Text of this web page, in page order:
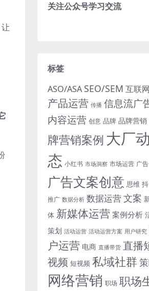
关注公众号学习交流
标签
ASO/ASA SEO/SEM 互联网
产品运营 传播 信息流广
内容运营 创意 品牌 品牌营销
牌营销案例 大厂动
态 小红书 市场洞察 市场运营 广告
广告文案创意 思维
推广 数据分析 数据运营文案
体 新媒体运营 案例分析
策划 活动运营 活动运营方案 用户研究
户运营 电商 直播带货 直播
视频 短视频 私域社群
网络营销 职场 职场